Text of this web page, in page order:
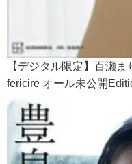
【デジタル限定】百瀬
fericire オール未公開